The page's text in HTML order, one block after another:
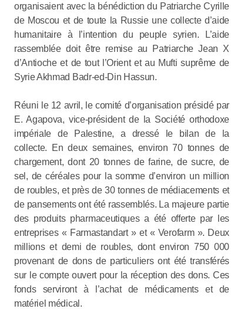
organisaient avec la bénédiction du Patriarche Cyrille
de Moscou et de toute la Russie une collecte d’aide
humanitaire à l’intention du peuple syrien. L’aide
rassemblée doit être remise au Patriarche Jean X
d’Antioche et de tout l’Orient et au Mufti suprême de
Syrie Akhmad Badr-ed-Din Hassun.
Réuni le 12 avril, le comité d’organisation présidé par
E. Agapova, vice-président de la Société orthodoxe
impériale de Palestine, a dressé le bilan de la
collecte. En deux semaines, environ 70 tonnes de
chargement, dont 20 tonnes de farine, de sucre, de
sel, de céréales pour la somme d’environ un million
de roubles, et près de 30 tonnes de médiacements et
de pansements ont été rassemblés. La majeure partie
des produits pharmaceutiques a été offerte par les
entreprises « Farmastandart » et « Verofarm ». Deux
millions et demi de roubles, dont environ 750 000
provenant de dons de particuliers ont été transférés
sur le compte ouvert pour la réception des dons. Ces
fonds serviront à l’achat de médicaments et de
matériel médical.